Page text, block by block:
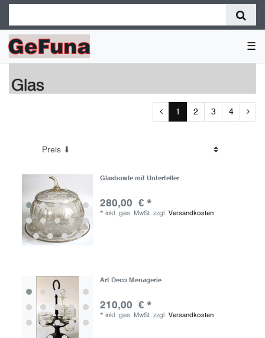
☰
Glas
1 2 3 4
Glasbowle mit Unterteller
280,00 € *
* inkl. ges. MwSt. zzgl. Versandkosten
Art Deco Menagerie
210,00 € *
* inkl. ges. MwSt. zzgl. Versandkosten